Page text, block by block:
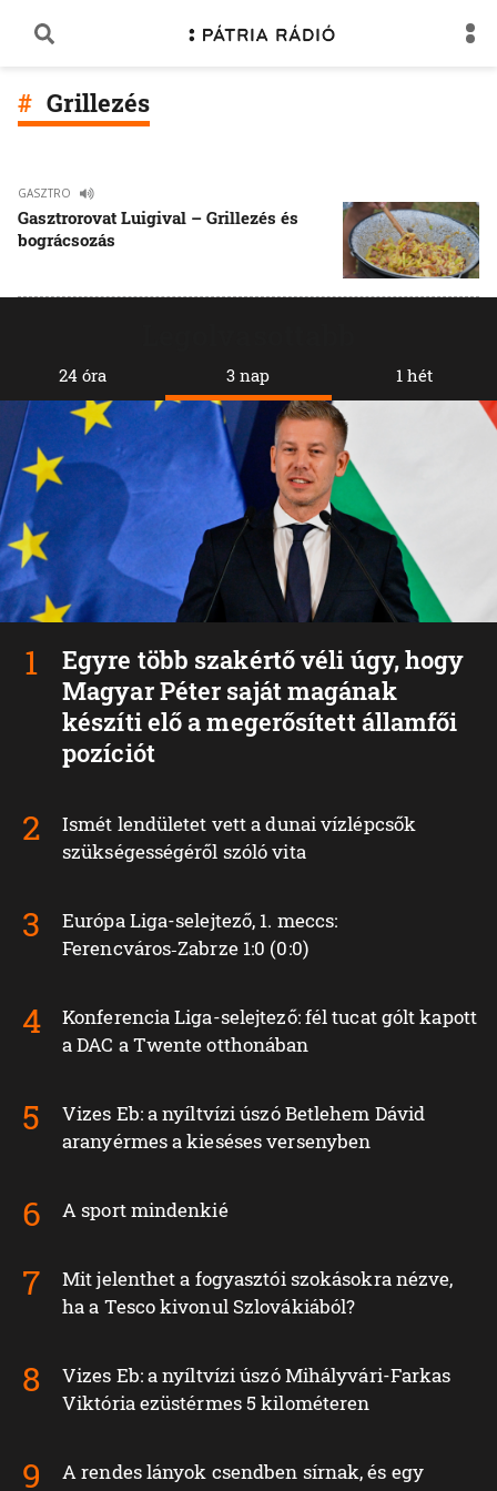
Grillezés
GASZTRO
Gasztrorovat Luigival – Grillezés és
bográcsozás
24 óra 3 nap
Egyre több szakértő véli úgy, hogy
Magyar Péter saját magának
készíti elő a megerősített államfői
pozíciót
Ismét lendületet vett a dunai vízlépcsők
szükségességéről szóló vita
Európa Liga-selejtező, 1. meccs:
Ferencváros‑Zabrze 1:0 (0:0)
Konferencia Liga-selejtező: fél tucat gólt kapott
a DAC a Twente otthonában
Vizes Eb: a nyíltvízi úszó Betlehem Dávid
aranyérmes a kieséses versenyben
A sport mindenkié
Mit jelenthet a fogyasztói szokásokra nézve,
ha a Tesco kivonul Szlovákiából?
Vizes Eb: a nyíltvízi úszó Mihályvári-Farkas
Viktória ezüstérmes 5 kilométeren
A rendes lányok csendben sírnak, és egy
1 hét